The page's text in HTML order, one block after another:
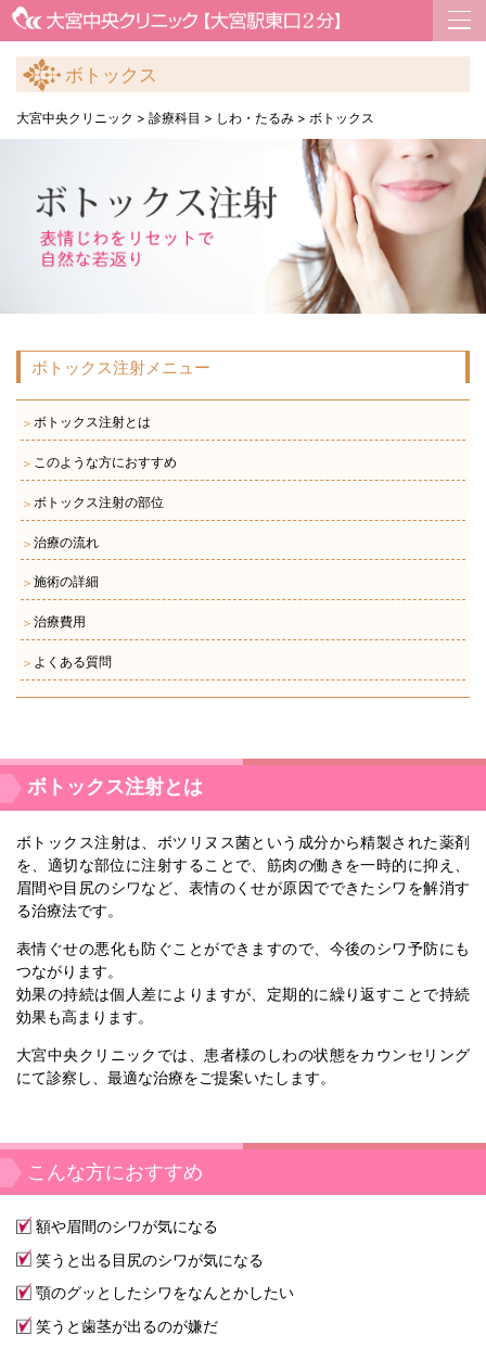
ボトックス
大宮中央クリニック > 診療科目 > しわ・たるみ > ボトックス
ボトックス注射メニュー
＞ボトックス注射とは
＞ このような方におすすめ
＞ボトックス注射の部位
＞治療の流れ
＞施術の詳細
＞治療費用
＞ よくある質問
ボトックス注射とは
ボトックス注射は、ボツリヌス菌という成分から精製された薬剤
を、適切な部位に注射することで、筋肉の働きを一時的に抑え、
眉間や目尻のシワなど、表情のくせが原因でできたシワを解消す
る治療法です。
表情ぐせの悪化も防ぐことができますので、今後のシワ予防にも
つながります。
効果の持続は個人差によりますが、定期的に繰り返すことで持続
効果も高まります。
大宮中央クリニックでは、患者様のしわの状態をカウンセリング
にて診察し、最適な治療をご提案いたします。
こんな方におすすめ
額や眉間のシワが気になる
笑うと出る目尻のシワが気になる
顎のグッとしたシワをなんとかしたい
笑うと歯茎が出るのが嫌だ